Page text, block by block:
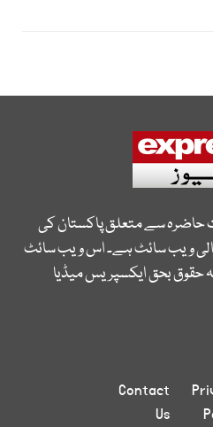
حاضرہ سے متعلق پاکستان کی
ویب سائٹ ہے۔ اس ویب سائٹ
حقوق بحق ایکسپریس میڈیا
Contact
Us